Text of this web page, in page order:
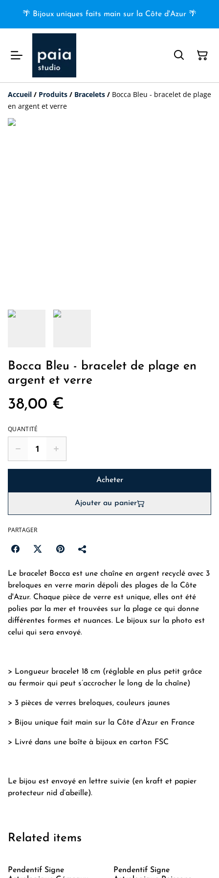
🌴 Bijoux uniques faits main sur la Côte d'Azur 🌴
Accueil / Produits / Bracelets / Bocca Bleu - bracelet de plage
en argent et verre
Bocca Bleu - bracelet de plage en
argent et verre
38,00 €
QUANTITÉ
Acheter
Ajouter au panier
PARTAGER
Le bracelet Bocca est une chaîne en argent recyclé avec 3
breloques en verre marin dépoli des plages de la Côte
d'Azur. Chaque pièce de verre est unique, elles ont été
polies par la mer et trouvées sur la plage ce qui donne
différentes formes et nuances. Le bijoux sur la photo est
celui qui sera envoyé.
> Longueur bracelet 18 cm (réglable en plus petit grâce
au fermoir qui peut s’accrocher le long de la chaîne)
> 3 pièces de verres breloques, couleurs jaunes
> Bijou unique fait main sur la Côte d’Azur en France
> Livré dans une boîte à bijoux en carton FSC
Le bijou est envoyé en lettre suivie (en kraft et papier
protecteur nid d’abeille).
Related items
Pendentif Signe
Pendentif Signe